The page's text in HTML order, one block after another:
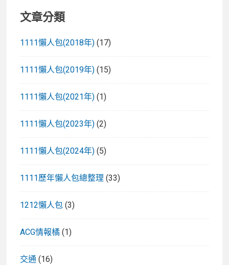
文章分類
1111懶人包(2018年) (17)
1111懶人包(2019年) (15)
1111懶人包(2021年) (1)
1111懶人包(2023年) (2)
1111懶人包(2024年) (5)
1111歷年懶人包總整理 (33)
1212懶人包 (3)
ACG情報橘 (1)
交通 (16)